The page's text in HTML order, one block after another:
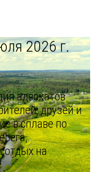
2026 г.
адвокатов
друзей и
в сплаве по
отдых на